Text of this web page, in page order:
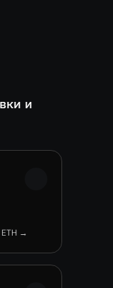
и
ETH →